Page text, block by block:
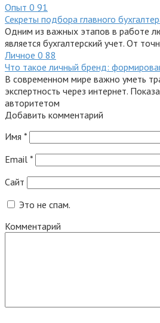
Опыт 0 91
Секреты подбора главного
Одним из важных этапов в работе
является бухгалтерский учет. От
Личное 0 88
Что такое личный бренд:
В современном мире важно уметь
экспертность через интернет.
авторитетом
Добавить комментарий
Имя *
Email *
Сайт
Это не спам.
Комментарий